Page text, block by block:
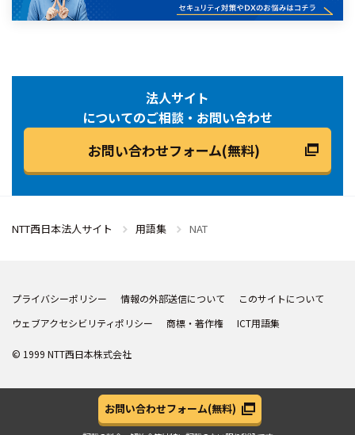
法人サイト
についてのご相談・お問い合わせ
お問い合わせフォーム(無料)
NTT西日本法人サイト 用語集 NAT
プライバシーポリシー 情報の外部送信について
このサイトについて
ウェブアクセシビリティポリシー
商標・著作権 ICT用語集
© 1999 NTT西日本株式会社
お問い合わせフォーム(無料)